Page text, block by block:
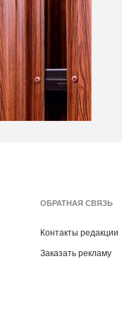
ОБРАТНАЯ СВЯЗЬ
Контакты редакции
Заказать рекламу